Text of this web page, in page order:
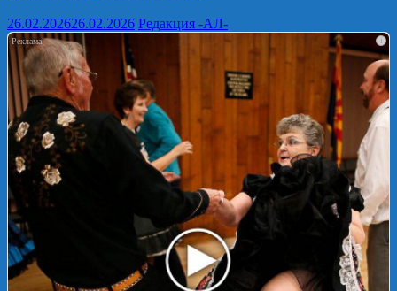
26.02.202626.02.2026 Редакция -АЛ-
i